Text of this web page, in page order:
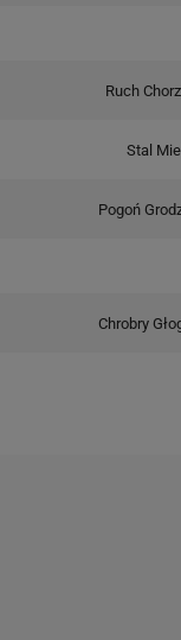
Ruch
Stal